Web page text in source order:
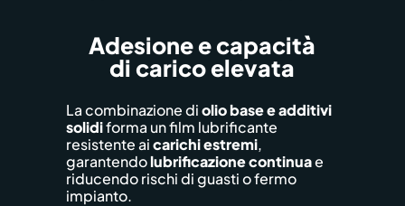
Adesione e capacità
di carico elevata
La combinazione diolio base e additivi
solidiforma un film lubrificante
resistente aicarichi estremi,
garantendolubrificazionecontinuae
riducendo rischi di guasti o fermo
impianto.